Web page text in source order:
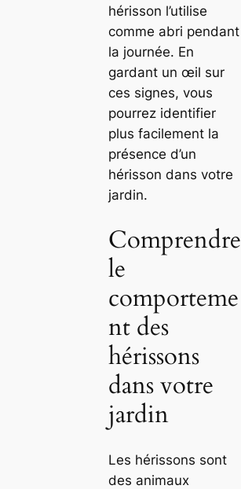
hérisson l’utilise
comme abri pendant
la journée. En
gardant un œil sur
ces signes, vous
pourrez identifier
plus facilement la
présence d’un
hérisson dans votre
jardin.
Comprendre
le
comporteme
nt des
hérissons
dans votre
jardin
Les hérissons sont
des animaux